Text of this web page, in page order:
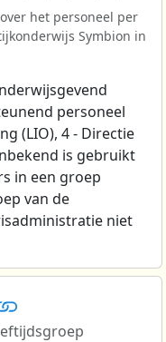
het personeel per
Symbion in
personeel
(LIO), 4 - Directie
is gebruikt
in een groep
van de
niet